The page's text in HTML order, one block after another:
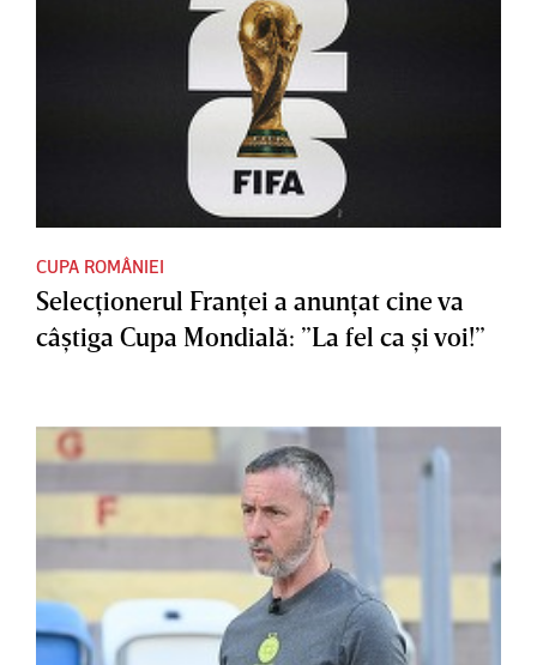
CUPA ROMÂNIEI
Selecţionerul Franţei a anunţat cine va
câştiga Cupa Mondială: ”La fel ca şi voi!”